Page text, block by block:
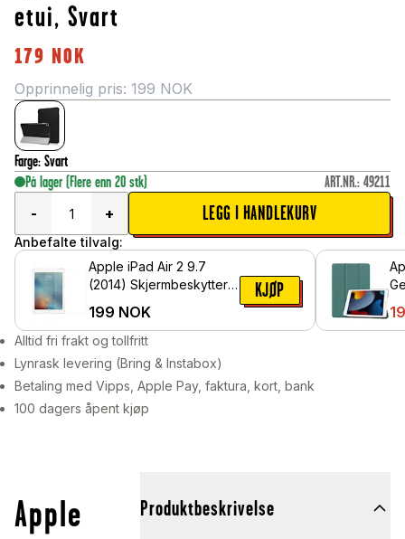
etui, Svart
179 NOK
Opprinnelig pris: 199 NOK
Farge: Svart
På lager (Flere enn 20 stk) ART.NR.: 49211
-
+ LEGG I HANDLEKURV
Anbefalte tilvalg:
Apple iPad Air 2 9.7
(2014) Skjermbeskytter i
199 NOK
KJØP
Alltid fri frakt og tollfritt
Lynrask levering (Bring & Instabox)
Betaling med Vipps, Apple Pay, faktura, kort, bank
100 dagers åpent kjøp
Apple
Produktbeskrivelse